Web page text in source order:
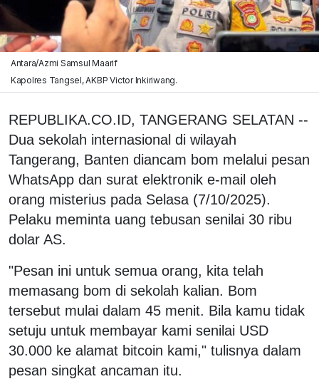
Antara/Azmi Samsul Maarif
Kapolres Tangsel, AKBP Victor Inkiriwang.
REPUBLIKA.CO.ID, TANGERANG SELATAN --
Dua sekolah internasional di wilayah
Tangerang, Banten diancam bom melalui pesan
WhatsApp dan surat elektronik e-mail oleh
orang misterius pada Selasa (7/10/2025).
Pelaku meminta uang tebusan senilai 30 ribu
dolar AS.
"Pesan ini untuk semua orang, kita telah
memasang bom di sekolah kalian. Bom
tersebut mulai dalam 45 menit. Bila kamu tidak
setuju untuk membayar kami senilai USD
30.000 ke alamat bitcoin kami," tulisnya dalam
pesan singkat ancaman itu.